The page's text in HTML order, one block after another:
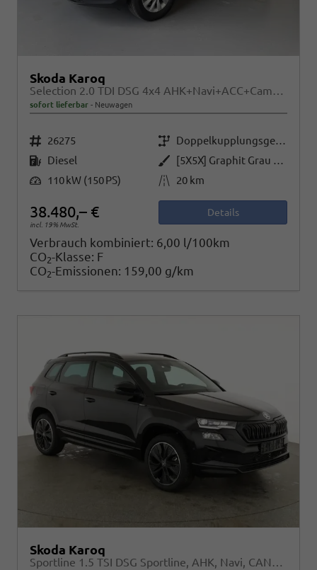
Skoda Karoq
Selection 2.0 TDI DSG 4x4 AHK+Navi+ACC+Cam+Winter+eHeck+Ambiente+Lodge+GV5
sofort lieferbar Neuwagen
Fahrzeugnr. 26275 Getriebe
Doppelkupplungsgetriebe (DSG)
Kraftstoff Diesel Außenfarbe
[5X5X] Graphit Grau Metallic
Leistung 110 kW (150 PS) Kilometerstand 20 km
38.480,– €
incl. 19% MwSt.
Details
Verbrauch kombiniert: 6,00 l/100km
CO2-Klasse: F
CO2-Emissionen: 159,00 g/km
Skoda Karoq
Sportline 1.5 TSI DSG Sportline, AHK, Navi, CANTON, Matrix, AreaView, Side, Kamera, el. Klappe, FS-beheizbar